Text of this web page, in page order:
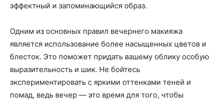
эффектный и запоминающийся образ.
Одним из основных правил вечернего макияжа
является использование более насыщенных цветов и
блесток. Это поможет придать вашему облику особую
выразительность и шик. Не бойтесь
экспериментировать с яркими оттенками теней и
помад, ведь вечер — это время для того, чтобы